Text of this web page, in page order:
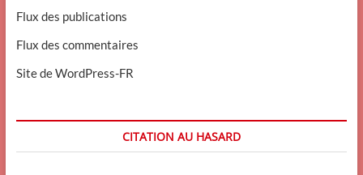
Flux des publications
Flux des commentaires
Site de WordPress-FR
CITATION AU HASARD